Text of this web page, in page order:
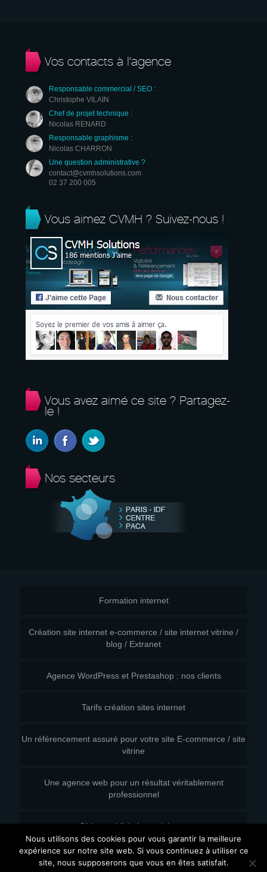
Vos contacts à l’agence
Responsable commercial / SEO :
Christophe VILAIN
Chef de projet technique :
Nicolas RENARD
Responsable graphisme :
Nicolas CHARRON
Une question administrative ?
contact@cvmhsolutions.com
02 37 200 005
Vous aimez CVMH ? Suivez-nous !
Vous avez aimé ce site ? Partagez-
le !
Nos secteurs
Formation internet
Création site internet e-commerce / site internet vitrine /
blog / Extranet
Agence WordPress et Prestashop : nos clients
Tarifs création sites internet
Un référencement assuré pour votre site E-commerce / site
vitrine
Une agence web pour un résultat véritablement
professionnel
Objets publicitaires originaux
2015 - Agence wordpress | CVMH | - Tous droits réservés
Nous utilisons des cookies pour vous garantir la meilleure
expérience sur notre site web. Si vous continuez à utiliser ce
site, nous supposerons que vous en êtes satisfait.